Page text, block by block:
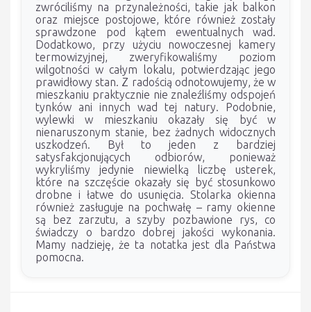
zwróciliśmy na przynależności, takie jak balkon
oraz miejsce postojowe, które również zostały
sprawdzone pod kątem ewentualnych wad.
Dodatkowo, przy użyciu nowoczesnej kamery
termowizyjnej, zweryfikowaliśmy poziom
wilgotności w całym lokalu, potwierdzając jego
prawidłowy stan. Z radością odnotowujemy, że w
mieszkaniu praktycznie nie znaleźliśmy odspojeń
tynków ani innych wad tej natury. Podobnie,
wylewki w mieszkaniu okazały się być w
nienaruszonym stanie, bez żadnych widocznych
uszkodzeń. Był to jeden z bardziej
satysfakcjonujących odbiorów, ponieważ
wykryliśmy jedynie niewielką liczbę usterek,
które na szczęście okazały się być stosunkowo
drobne i łatwe do usunięcia. Stolarka okienna
również zasługuje na pochwałę – ramy okienne
są bez zarzutu, a szyby pozbawione rys, co
świadczy o bardzo dobrej jakości wykonania.
Mamy nadzieję, że ta notatka jest dla Państwa
pomocna.